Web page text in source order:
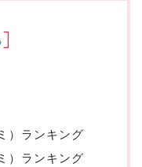
]
）ランキング
）ランキング